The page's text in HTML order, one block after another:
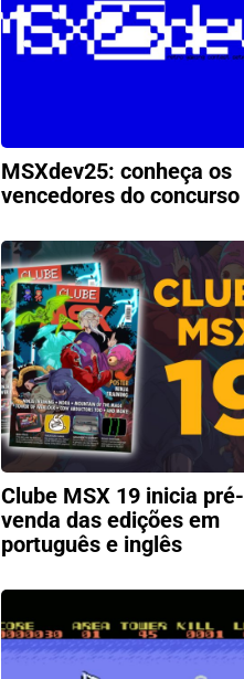
MSXdev25: conheça os
vencedores do concurso
Clube MSX 19 inicia pré-
venda das edições em
português e inglês